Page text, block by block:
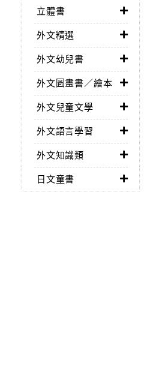
立體書
外文精選
外文幼兒書
外文圖畫書／繪本
外文兒童文學
外文語言學習
外文知識類
日文童書